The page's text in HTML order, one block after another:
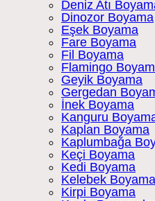
Deniz Atı
Dinozor Boyama
Eşek Boyama
Fare Boyama
Fil Boyama
Flamingo
Geyik Boyama
Gergedan
İnek Boyama
Kanguru
Kaplan Boyama
Kaplumbağa
Keçi Boyama
Kedi Boyama
Kelebek Boyama
Kirpi Boyama